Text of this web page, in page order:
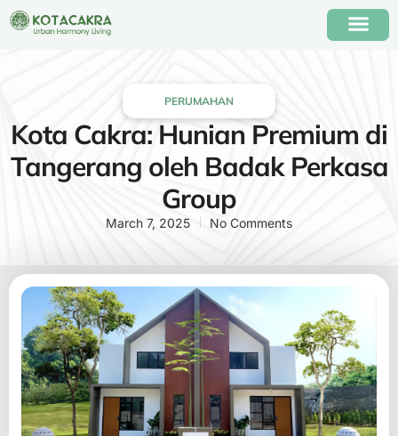
PERUMAHAN
Kota Cakra: Hunian Premium di
Tangerang oleh Badak Perkasa
Group
March 7, 2025 No Comments